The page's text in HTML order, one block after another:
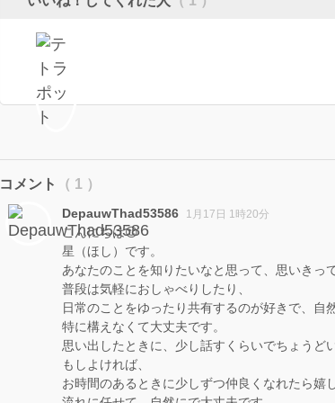
コメント （ 1 ）
DepauwThad53586 1月17日 1時20分
こんにちは😊
星（ほし）です。
あなたのことを知りたいなと思って、思いきっ
普段は気軽におしゃべりしたり、
日常のことをゆったり共有するのが好きで、自
特に構えなくて大丈夫です。
思い出したときに、少し話すくらいでちょうど
もしよければ、
お時間のあるときに少しずつ仲良くなれたら嬉